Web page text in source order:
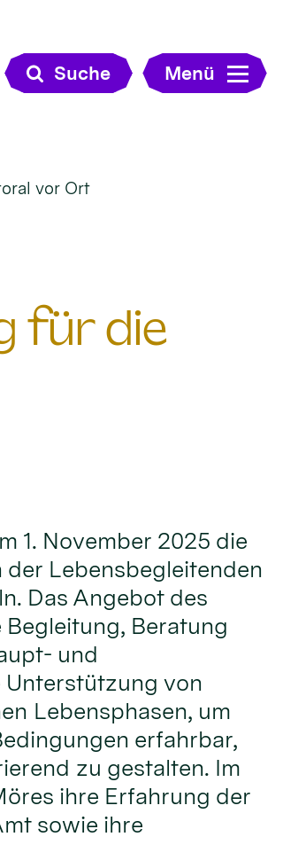
Suche Menü
vor Ort
für die
1. November 2025 die
Lebensbegleitenden
Das Angebot des
Beratung
und
Unterstützung von
Lebensphasen, um
erfahrbar,
zu gestalten. Im
ihre Erfahrung der
sowie ihre